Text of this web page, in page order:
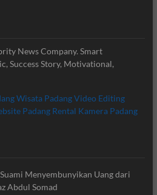
News Company. Smart
Success Story, Motivational,
Wisata PadangVideo Editing
Padang Rental Kamera Padang
Menyembunyikan Uang dari
Abdul Somad